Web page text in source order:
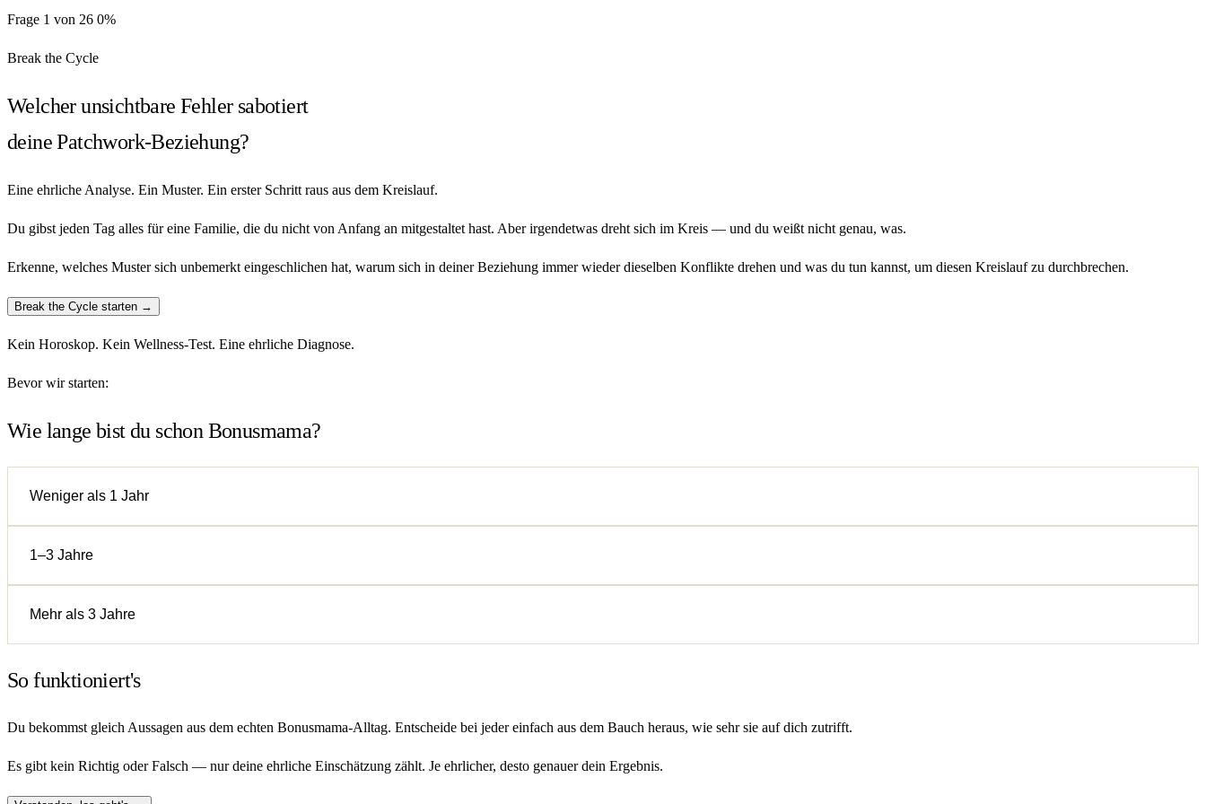
Frage 1 von 26 0%
Break the Cycle
Welcher unsichtbare Fehler sabotiert
deine Patchwork-Beziehung?
Eine ehrliche Analyse. Ein Muster. Ein erster Schritt raus aus dem Kreislauf.
Du gibst jeden Tag alles für eine Familie, die du nicht von Anfang an mitgestaltet hast. Aber irgendetwas dreht sich im Kreis — und du weißt nicht genau, was.
Erkenne, welches Muster sich unbemerkt eingeschlichen hat, warum sich in deiner Beziehung immer wieder dieselben Konflikte drehen und was du tun kannst, um diesen Kreislauf zu durchbrechen.
Break the Cycle starten →
Kein Horoskop. Kein Wellness-Test. Eine ehrliche Diagnose.
Bevor wir starten:
Wie lange bist du schon Bonusmama?
Weniger als 1 Jahr
1–3 Jahre
Mehr als 3 Jahre
So funktioniert's
Du bekommst gleich Aussagen aus dem echten Bonusmama-Alltag. Entscheide bei jeder einfach aus dem Bauch heraus, wie sehr sie auf dich zutrifft.
Es gibt kein Richtig oder Falsch — nur deine ehrliche Einschätzung zählt. Je ehrlicher, desto genauer dein Ergebnis.